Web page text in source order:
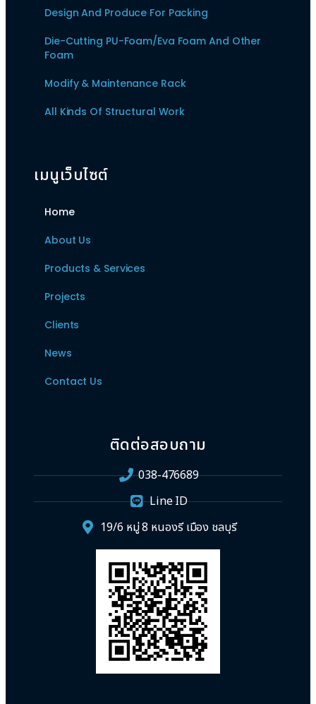
Design And Produce For Packing
Die-Cutting PU-Foam/Eva Foam And Other
Foam
Modify & Maintenance Rack
All Kinds Of Structural Work
เมนูเว็บไซต์
Home
About Us
Products & Services
Projects
Clients
News
Contact Us
ติดต่อสอบถาม
038-476689
Line ID
19/6 หมู่ 8 หนองรี เมือง ชลบุรี